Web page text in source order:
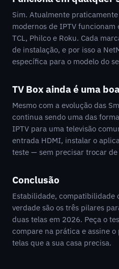
Sim. Atualmente
modernos de IPTV funcionam
TCL, Philco e Roku. Cada
de instalação, e por isso a
específica para o modelo do
TV Box ainda é uma
Mesmo com a evolução das
continua sendo uma das
IPTV para uma televisão
entrada HDMI, instalar o
teste — sem precisar trocar de
Conclusão
Estabilidade, compatibilidade
verdade são os três pilares
duas telas em 2026. Peça o
compare na prática e assine
telas que a sua casa precisa.